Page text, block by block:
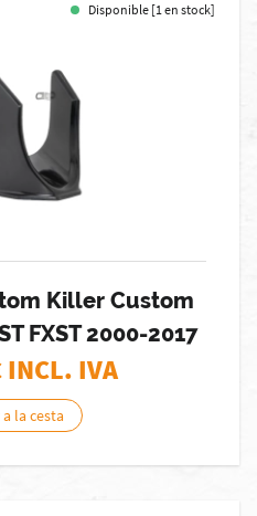
Disponible [1 en stock]
Killer Custom
FXST 2000-2017
INCL. IVA
la cesta